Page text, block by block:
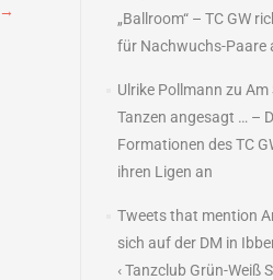
→
„Ballroom“ – TC GW
für Nachwuchs-Paare
Ulrike Pollmann zu Am
Tanzen angesagt … –
Formationen des TC
ihren Ligen an
Tweets that mention
sich auf der DM in
‹ Tanzclub Grün-Weiß